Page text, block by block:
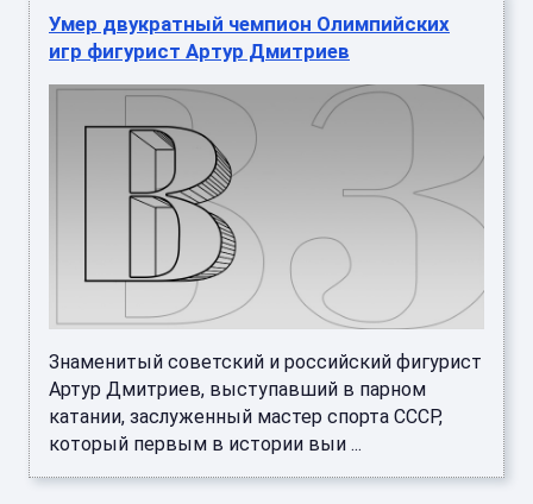
Умер двукратный чемпион Олимпийских
игр фигурист Артур Дмитриев
Знаменитый советский и российский фигурист
Артур Дмитриев, выступавший в парном
катании, заслуженный мастер спорта СССР,
который первым в истории выи ...